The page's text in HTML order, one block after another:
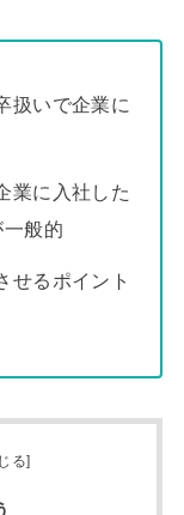
扱いで企業に
業に入社した
般的
せるポイント
る]